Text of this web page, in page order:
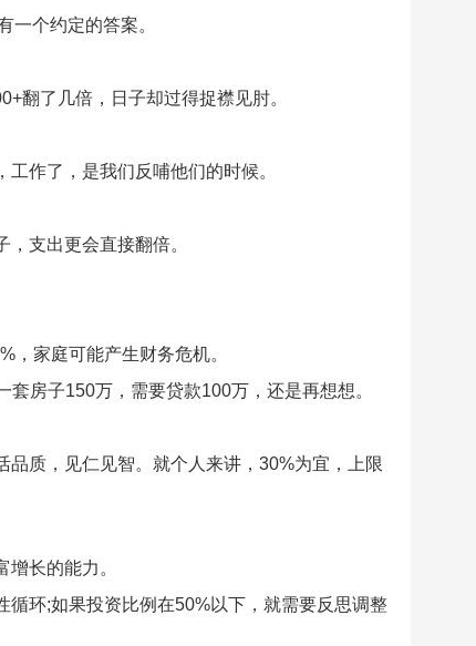
一个约定的答案。
翻了几倍，日子却过得捉襟见肘。
作了，是我们反哺他们的时候。
支出更会直接翻倍。
，家庭可能产生财务危机。
房子150万，需要贷款100万，还是再想想。
质，见仁见智。就个人来讲，30%为宜，上限
长的能力。
环;如果投资比例在50%以下，就需要反思调整